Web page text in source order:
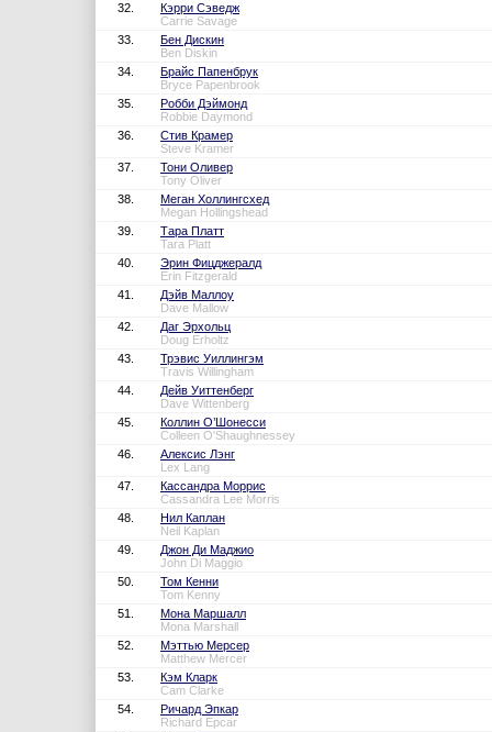
32.
Кэрри Сэведж
Carrie Savage
33.
Бен Дискин
Ben Diskin
34.
Брайс Папенбрук
Bryce Papenbrook
35.
Робби Дэймонд
Robbie Daymond
36.
Стив Крамер
Steve Kramer
37.
Тони Оливер
Tony Oliver
38.
Меган Холлингсхед
Megan Hollingshead
39.
Тара Платт
Tara Platt
40.
Эрин Фицджералд
Erin Fitzgerald
41.
Дэйв Маллоу
Dave Mallow
42.
Даг Эрхольц
Doug Erholtz
43.
Трэвис Уиллингэм
Travis Willingham
44.
Дейв Уиттенберг
Dave Wittenberg
45.
Коллин О’Шонесси
Colleen O'Shaughnessey
46.
Алексис Лэнг
Lex Lang
47.
Кассандра Моррис
Cassandra Lee Morris
48.
Нил Каплан
Neil Kaplan
49.
Джон Ди Маджио
John Di Maggio
50.
Том Кенни
Tom Kenny
51.
Мона Маршалл
Mona Marshall
52.
Мэттью Мерсер
Matthew Mercer
53.
Кэм Кларк
Cam Clarke
54.
Ричард Эпкар
Richard Epcar